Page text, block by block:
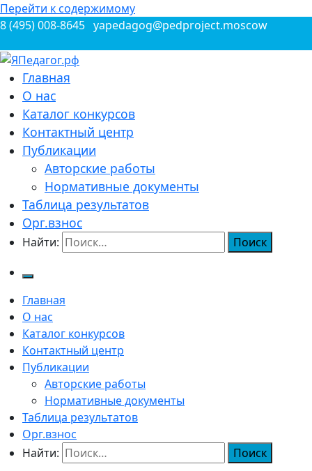
Перейти к содержимому
8 (495) 008-8645 yapedagog@pedproject.moscow
ЯПедагог.рф
Всероссийские конкурсы для педагогов
Главная
О нас
Каталог конкурсов
Контактный центр
Публикации
Авторские работы
Нормативные документы
Таблица результатов
Орг.взнос
Найти:
Главная
О нас
Каталог конкурсов
Контактный центр
Публикации
Авторские работы
Нормативные документы
Таблица результатов
Орг.взнос
Найти: